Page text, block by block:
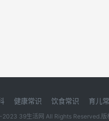
健康常识 饮食常识 育儿
39生活网 All Rights Reserved.版